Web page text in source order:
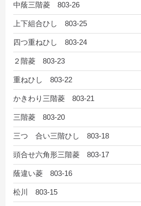
中蔭三階菱 803-26
上下組合ひし 803-25
四つ重ねひし 803-24
２階菱 803-23
重ねひし 803-22
かきわり三階菱 803-21
三階菱 803-20
三つ 合い三階ひし 803-18
頭合せ六角形三階菱 803-17
蔭違い菱 803-16
松川 803-15